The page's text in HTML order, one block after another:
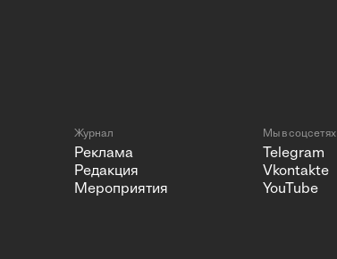
Журнал
Реклама
Редакция
Мероприятия
Мы в соцсетях
Telegram
Vkontakte
YouTube